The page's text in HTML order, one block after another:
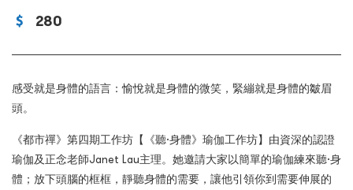
280
感受就是身體的語言：愉悅就是身體的微笑，緊繃就是身體的皺眉
頭。
《都市禪》第四期工作坊【《聽·身體》瑜伽工作坊】由資深的認證
瑜伽及正念老師Janet Lau主理。她邀請大家以簡單的瑜伽練來聽·身
體；放下頭腦的框框，靜聽身體的需要，讓他引領你到需要伸展的